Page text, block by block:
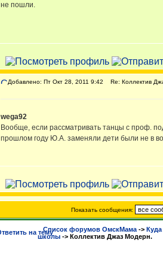
не пошли.
Добавлено: Пт Окт 28, 2011 9:42 Re: Коллектив
wega92
Вообще, если рассматривать танцы с проф.
прошлом году Ю.А. заменяли дети были не в
Показать сообщения:
Список форумов ОмскМама -> Куда
школы -> Коллектив Джаз Модерн.